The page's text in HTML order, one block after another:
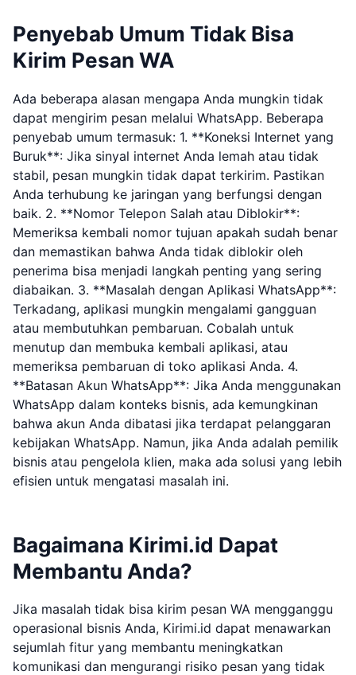
Penyebab Umum Tidak Bisa
Kirim Pesan WA
Ada beberapa alasan mengapa Anda mungkin tidak
dapat mengirim pesan melalui WhatsApp. Beberapa
penyebab umum termasuk: 1. **Koneksi Internet yang
Buruk**: Jika sinyal internet Anda lemah atau tidak
stabil, pesan mungkin tidak dapat terkirim. Pastikan
Anda terhubung ke jaringan yang berfungsi dengan
baik. 2. **Nomor Telepon Salah atau Diblokir**:
Memeriksa kembali nomor tujuan apakah sudah benar
dan memastikan bahwa Anda tidak diblokir oleh
penerima bisa menjadi langkah penting yang sering
diabaikan. 3. **Masalah dengan Aplikasi WhatsApp**:
Terkadang, aplikasi mungkin mengalami gangguan
atau membutuhkan pembaruan. Cobalah untuk
menutup dan membuka kembali aplikasi, atau
memeriksa pembaruan di toko aplikasi Anda. 4.
**Batasan Akun WhatsApp**: Jika Anda menggunakan
WhatsApp dalam konteks bisnis, ada kemungkinan
bahwa akun Anda dibatasi jika terdapat pelanggaran
kebijakan WhatsApp. Namun, jika Anda adalah pemilik
bisnis atau pengelola klien, maka ada solusi yang lebih
efisien untuk mengatasi masalah ini.
Bagaimana Kirimi.id Dapat
Membantu Anda?
Jika masalah tidak bisa kirim pesan WA mengganggu
operasional bisnis Anda, Kirimi.id dapat menawarkan
sejumlah fitur yang membantu meningkatkan
komunikasi dan mengurangi risiko pesan yang tidak